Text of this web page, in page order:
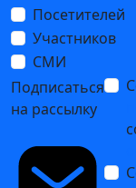
Посетителей
Участников
СМИ
Подписаться
на рассылку